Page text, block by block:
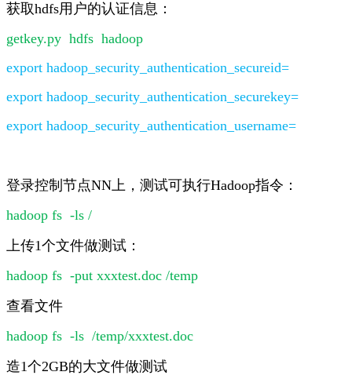
获取hdfs用户的认证信息：
getkey.py hdfs hadoop
export hadoop_security_authentication_secureid=
export hadoop_security_authentication_securekey=
export hadoop_security_authentication_username=
登录控制节点NN上，测试可执行Hadoop指令：
hadoop fs -ls /
上传1个文件做测试：
hadoop fs -put xxxtest.doc /temp
查看文件
hadoop fs -ls /temp/xxxtest.doc
造1个2GB的大文件做测试